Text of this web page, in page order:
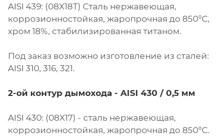
AISI 439: (08X18Т) Сталь нержавеющая,
коррозионностойкая, жаропрочная до 850°С,
хром 18%, стабилизированная титаном.
Под заказ возможно изготовление из сталей:
AISI 310, 316, 321.
2-ой контур дымохода - AISI 430 / 0,5 мм
AISI 430: (08X17) - сталь нержавеющая,
коррозионностойкая, жаропрочная до 850°С.